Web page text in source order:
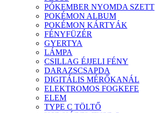
PÓKEMBER NYOMDA SZETT
POKÉMON ALBUM
POKÉMON KÁRTYÁK
FÉNYFÜZÉR
GYERTYA
LÁMPA
CSILLAG ÉJJELI FÉNY
DARAZSCSAPDA
DIGITÁLIS MÉRŐKANÁL
ELEKTROMOS FOGKEFE
ELEM
TYPE C TÖLTŐ